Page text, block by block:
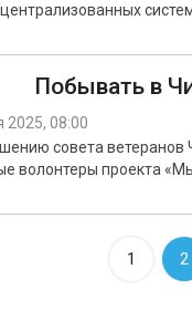
Побывать в
2025, 08:00
совета ветеранов
волонтеры проекта
1 2